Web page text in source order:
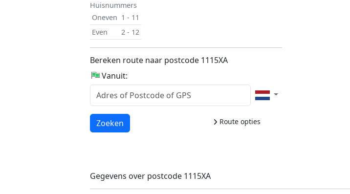
Huisnummers
Oneven 1 - 11
Even
2 - 12
Bereken route naar postcode 1115XA
Vanuit:
Route opties
Laden...
Zoeken
Gegevens over postcode 1115XA